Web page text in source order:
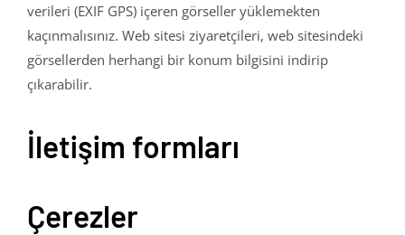
verileri (EXIF GPS) içeren görseller yüklemekten
kaçınmalısınız. Web sitesi ziyaretçileri, web sitesindeki
görsellerden herhangi bir konum bilgisini indirip
çıkarabilir.
İletişim formları
Çerezler